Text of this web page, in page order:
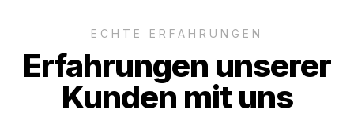
ECHTE ERFAHRUNGEN
Erfahrungen unserer
Kunden mit uns